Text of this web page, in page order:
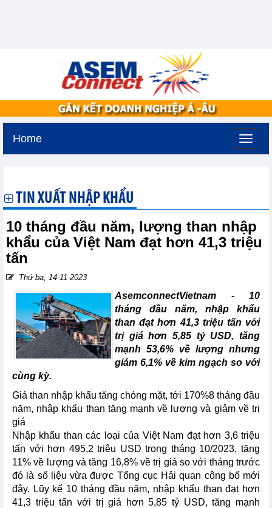
Home
TIN XUẤT NHẬP KHẨU
10 tháng đầu năm, lượng than nhập
khẩu của Việt Nam đạt hơn 41,3 triệu
tấn
Thứ ba, 14-11-2023
AsemconnectVietnam - 10
tháng đầu năm, nhập khẩu
than đạt hơn 41,3 triệu tấn với
trị giá hơn 5,85 tỷ USD, tăng
mạnh 53,6% về lượng nhưng
giảm 6,1% về kim ngạch so với
cùng kỳ.
Giá than nhập khẩu tăng chóng mặt, tới 170%8 tháng đầu
năm, nhập khẩu than tăng mạnh về lượng và giảm về trị
giá
Nhập khẩu than các loại của Việt Nam đạt hơn 3,6 triệu
tấn với hơn 495,2 triệu USD trong tháng 10/2023, tăng
11% về lượng và tăng 16,8% về trị giá so với tháng trước
đó là số liệu vừa được Tổng cục Hải quan công bố mới
đây. Lũy kế 10 tháng đầu năm, nhập khẩu than đạt hơn
41,3 triệu tấn với trị giá hơn 5,85 tỷ USD, tăng mạnh